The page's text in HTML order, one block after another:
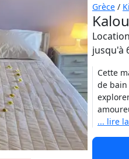
Grèce /
jusqu'à
Cette
de
... lire